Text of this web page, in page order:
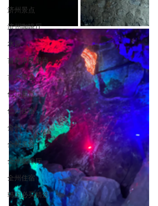
济州景点
济州咖啡厅
水原
首尔市区景点
首尔美食
仁川景点
仁川住宿
全州
全州美食
全州咖啡厅
全州住宿
韩国必买精选